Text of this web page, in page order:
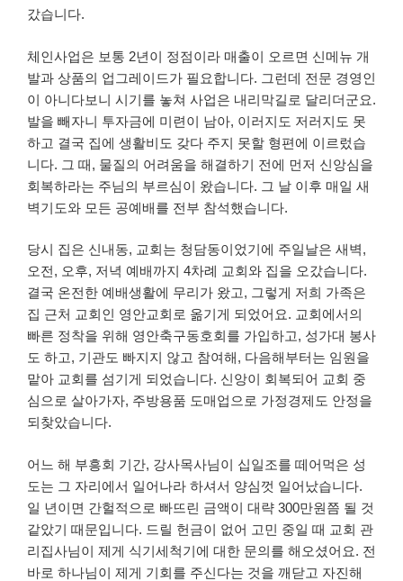
갔습니다.
체인사업은 보통 2년이 정점이라 매출이 오르면 신메뉴 개
발과 상품의 업그레이드가 필요합니다. 그런데 전문 경영인
이 아니다보니 시기를 놓쳐 사업은 내리막길로 달리더군요.
발을 빼자니 투자금에 미련이 남아, 이러지도 저러지도 못
하고 결국 집에 생활비도 갖다 주지 못할 형편에 이르렀습
니다. 그 때, 물질의 어려움을 해결하기 전에 먼저 신앙심을
회복하라는 주님의 부르심이 왔습니다. 그 날 이후 매일 새
벽기도와 모든 공예배를 전부 참석했습니다.
당시 집은 신내동, 교회는 청담동이었기에 주일날은 새벽,
오전, 오후, 저녁 예배까지 4차례 교회와 집을 오갔습니다.
결국 온전한 예배생활에 무리가 왔고, 그렇게 저희 가족은
집 근처 교회인 영안교회로 옮기게 되었어요. 교회에서의
빠른 정착을 위해 영안축구동호회를 가입하고, 성가대 봉사
도 하고, 기관도 빠지지 않고 참여해, 다음해부터는 임원을
맡아 교회를 섬기게 되었습니다. 신앙이 회복되어 교회 중
심으로 살아가자, 주방용품 도매업으로 가정경제도 안정을
되찾았습니다.
어느 해 부흥회 기간, 강사목사님이 십일조를 떼어먹은 성
도는 그 자리에서 일어나라 하셔서 양심껏 일어났습니다.
일 년이면 간헐적으로 빠뜨린 금액이 대략 300만원쯤 될 것
같았기 때문입니다. 드릴 헌금이 없어 고민 중일 때 교회 관
리집사님이 제게 식기세척기에 대한 문의를 해오셨어요. 전
바로 하나님이 제게 기회를 주신다는 것을 깨닫고 자진해